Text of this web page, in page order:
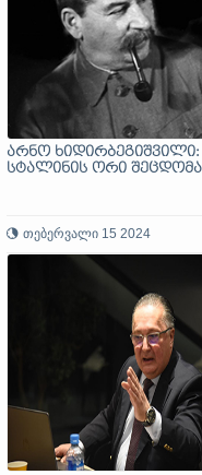
არნო ხიდირბეგიშვილი:
სტალინის ორი შეცდომა
თებერვალი 15 2024